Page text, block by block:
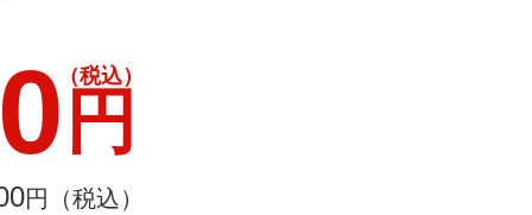
円
（税込）
円（税込）